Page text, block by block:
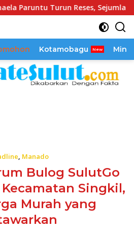
Reses, Sejumlah Aspirasi
Kotamobagu
, Manado
Bulog SulutGo
Kecamatan Singkil,
Murah yang